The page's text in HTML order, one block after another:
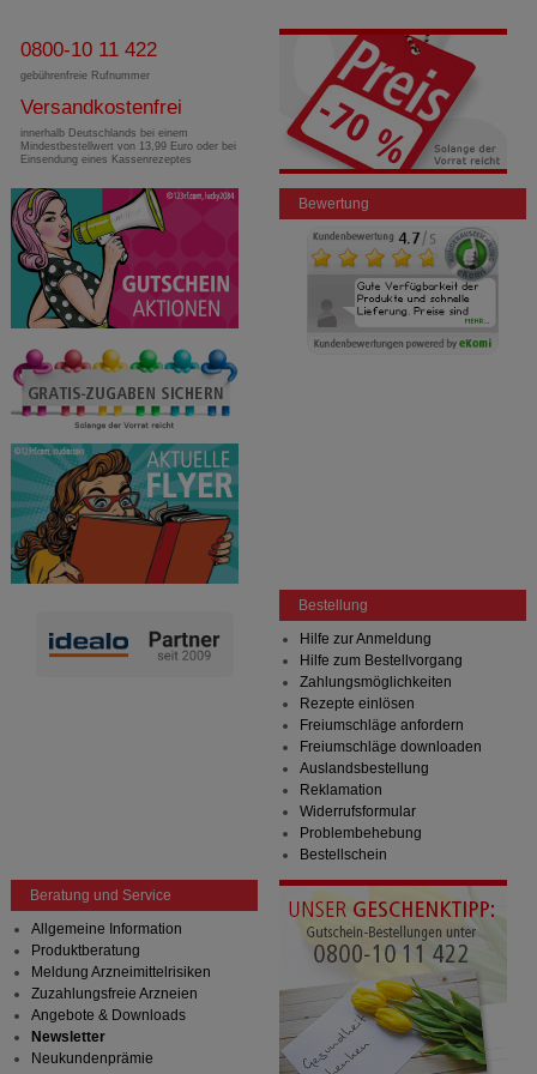
0800-10 11 422
gebührenfreie Rufnummer
Versandkostenfrei
innerhalb Deutschlands bei einem
Mindestbestellwert von 13,99 Euro oder bei
Einsendung eines Kassenrezeptes
Bewertung
Bestellung
Hilfe zur Anmeldung
Hilfe zum Bestellvorgang
Zahlungsmöglichkeiten
Rezepte einlösen
Freiumschläge anfordern
Freiumschläge downloaden
Auslandsbestellung
Reklamation
Widerrufsformular
Problembehebung
Bestellschein
Beratung und Service
Allgemeine Information
Produktberatung
Meldung Arzneimittelrisiken
Zuzahlungsfreie Arzneien
Angebote & Downloads
Newsletter
Neukundenprämie